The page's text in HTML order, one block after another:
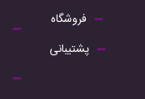
فروشگاه
پشتیبانی